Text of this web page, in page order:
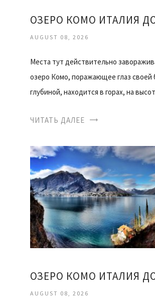
AUGUST 08, 2026
Места тут действительно
озеро Комо, поражающее глаз своей
глубиной, находится в горах, на
ЧИТАТЬ ДАЛЕЕ
AUGUST 08, 2026